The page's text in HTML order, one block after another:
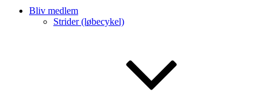
Bliv medlem
Strider (løbecykel)